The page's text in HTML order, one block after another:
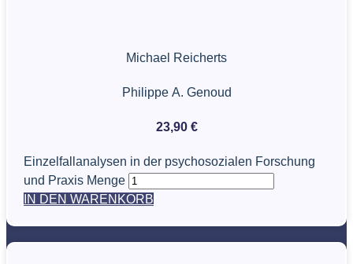
Michael Reicherts
Philippe A. Genoud
23,90 €
Einzelfallanalysen in der psychosozialen Forschung
und Praxis Menge
IN DEN WARENKORB